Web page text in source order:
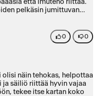
että imuteho riittää.
pelkäsin jumittuvan
käyttää. Ainut miinus
ja ihan kaikki
Tätä netin tarvetta en
0 0
näin tehokas, helpottaa
ja säiliö riittää hyvin vajaa
tekee itse kartan koko